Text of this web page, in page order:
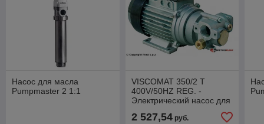
Насос для масла
Pumpmaster 2 1:1
VISCOMAT 350/2 T
400V/50HZ REG. -
Электрический насос для
2 527,54руб.